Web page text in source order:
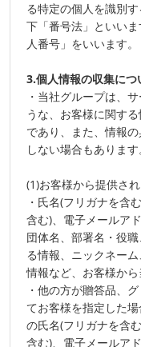
る特定の個人を識別
下「番号法」といい
人番号」をいいます。
3.個人情報の収集につ
・当社グループは、
うな、お客様に関す
であり、また、情報
しない場合もあります
(1)お客様から提供さ
・氏名(フリガナを含
含む)、電子メールア
団体名、部署名・役
る情報、ニックネー
情報など、お客様か
・他の方が贈答品、
てお客様を指定した
の氏名(フリガナを含
含む)、電子メールア